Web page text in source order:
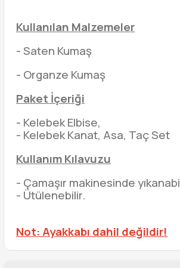
Kullanılan Malzemeler
- Saten Kumaş
- Organze Kumaş
Paket İçeriği
- Kelebek Elbise,
- Kelebek Kanat, Asa, Taç Set
Kullanım Kılavuzu
- Çamaşır makinesinde
- Ütülenebilir.
Not: Ayakkabı dahil değildir!